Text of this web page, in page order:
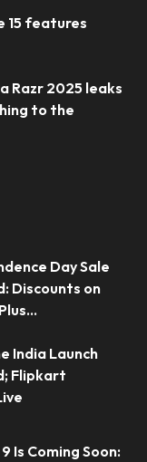
15 features
Razr 2025 leaks
to the
Day Sale
Discounts on
India Launch
Flipkart
Is Coming Soon: